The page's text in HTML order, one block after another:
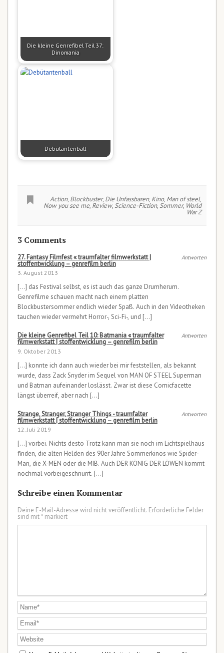
Die kleine Genrefibel Teil 37:
Dinomania
Debütantenball
Action, Blockbuster, Die Unfassbaren, Kino, Man of steel,
Now you see me, Review, Science-Fiction, Sommer, World
War Z
3 Comments
Antworten
27. Fantasy Filmfest « traumfalter filmwerkstatt |
stoffentwicklung – genrefilm berlin
3. August 2013
[…] das Festival selbst, es ist auch das ganze Drumherum.
Genrefilme schauen macht nach einem platten
Blockbustersommer endlich wieder Spaß. Auch in den Videotheken
tauchen wieder vermehrt Horror-, Sci-Fi-, und […]
Antworten
Die kleine Genrefibel Teil 10: Batmania « traumfalter
filmwerkstatt | stoffentwicklung – genrefilm berlin
9. Oktober 2013
[…] konnte ich dann auch wieder bei mir feststellen, als bekannt
wurde, dass Zack Snyder im Sequel von MAN OF STEEL Superman
und Batman aufeinander loslässt. Zwar ist diese Comicfacette
längst überreif, aber nach […]
Antworten
Strange, Stranger, Stranger Things - traumfalter
filmwerkstatt | stoffentwicklung – genrefilm berlin
12. Juli 2019
[…] vorbei. Nichts desto Trotz kann man sie noch im Lichtspielhaus
finden, die alten Helden des 90er Jahre Sommerkinos wie Spider-
Man, die X-MEN oder die MIB. Auch DER KÖNIG DER LÖWEN kommt
nochmal vorbeigeschnurrt. […]
Schreibe einen Kommentar
Deine E-Mail-Adresse wird nicht veröffentlicht. Erforderliche Felder
sind mit*markiert